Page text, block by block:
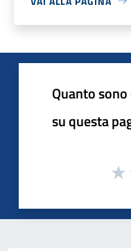
Quanto
su questa